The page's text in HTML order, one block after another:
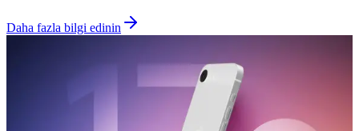
Daha fazla bilgi edinin